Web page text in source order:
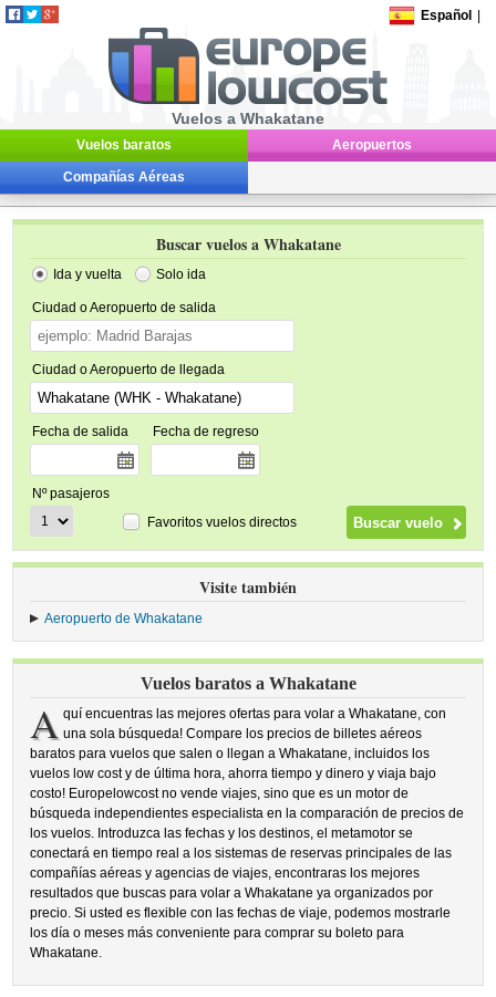
Español
Vuelos a Whakatane
Vuelos baratos Aeropuertos
Compañías Aéreas
Buscar vuelos a Whakatane
Ida y vuelta Solo ida
Ciudad o Aeropuerto de salida
Ciudad o Aeropuerto de llegada
Fecha de salida Fecha de regreso
Nº pasajeros
Favoritos vuelos directos
Visite también
Aeropuerto de Whakatane
Vuelos baratos a Whakatane
A quí encuentras las mejores ofertas para volar a Whakatane, con
una sola búsqueda! Compare los precios de billetes aéreos
baratos para vuelos que salen o llegan a Whakatane, incluidos los
vuelos low cost y de última hora, ahorra tiempo y dinero y viaja bajo
costo! Europelowcost no vende viajes, sino que es un motor de
búsqueda independientes especialista en la comparación de precios de
los vuelos. Introduzca las fechas y los destinos, el metamotor se
conectará en tiempo real a los sistemas de reservas principales de las
compañías aéreas y agencias de viajes, encontraras los mejores
resultados que buscas para volar a Whakatane ya organizados por
precio. Si usted es flexible con las fechas de viaje, podemos mostrarle
los día o meses más conveniente para comprar su boleto para
Whakatane.